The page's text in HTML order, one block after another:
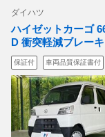
ダイハツ
ハイゼットカーゴ
D 衝突軽減ブレー
保証付 車両品質保証書付